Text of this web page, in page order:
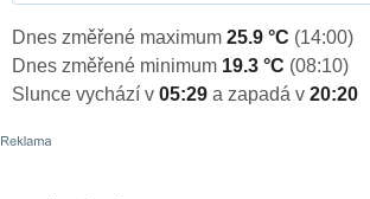
Dnes změřené maximum 25.9 °C (14:00)
Dnes změřené minimum 19.3 °C (08:10)
Slunce vychází v 05:29 a zapadá v 20:20